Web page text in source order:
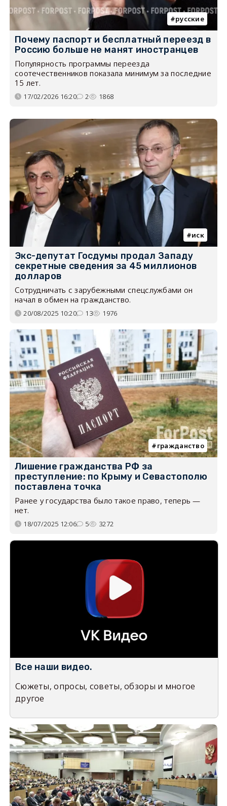
русские
Почему паспорт и бесплатный переезд в
Россию больше не манят иностранцев
Популярность программы переезда
соотечественников показала минимум за последние
15 лет.
17/02/2026 16:20 2 1868
иск
Экс-депутат Госдумы продал Западу
секретные сведения за 45 миллионов
долларов
Сотрудничать с зарубежными спецслужбами он
начал в обмен на гражданство.
20/08/2025 10:20 13 1976
гражданство
Лишение гражданства РФ за
преступление: по Крыму и Севастополю
поставлена точка
Ранее у государства было такое право, теперь —
нет.
18/07/2025 12:06 5 3272
Все наши видео.
Сюжеты, опросы, советы, обзоры и многое
другое